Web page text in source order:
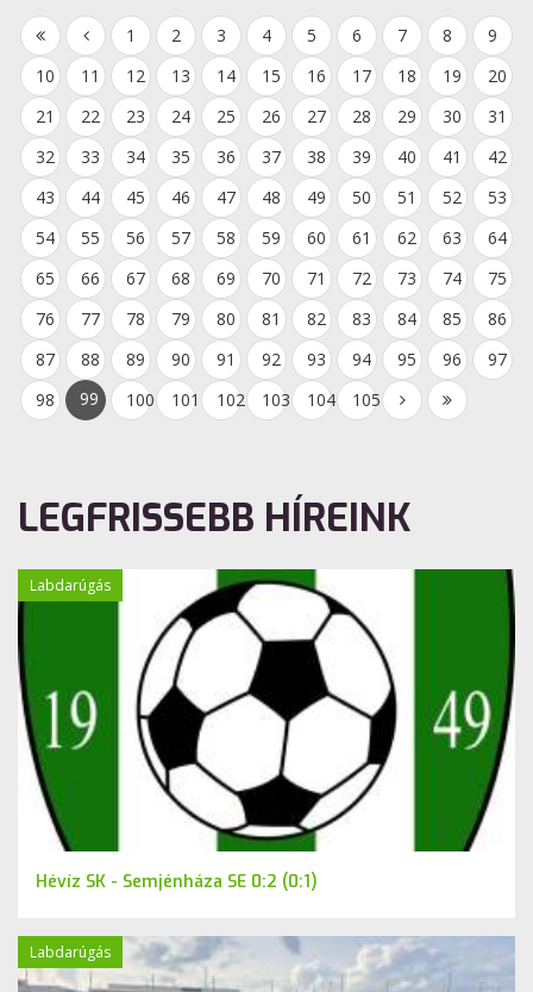
1 2 3 4 5 6 7 8
9
10
11 12 13 14 15 16 17 18 19
20
21
22 23 24 25 26 27 28 29 30
31
32
33 34 35 36 37 38 39 40 41
42
43
44 45 46 47 48 49 50 51 52
53
54
55 56 57 58 59 60 61 62 63
64
65
66 67 68 69 70 71 72 73 74
75
76
77 78 79 80 81 82 83 84 85
86
87
88 89 90 91 92 93 94 95 96
97
98
99 100 101 102 103 104 105
LEGFRISSEBB HÍREINK
Labdarúgás
Hévíz SK - Semjénháza SE 0:2 (0:1)
Labdarúgás